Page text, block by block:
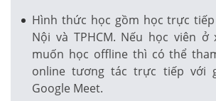
Hình thức học gồm học trực
Nội và TPHCM. Nếu học viên ở
muốn học offline thì có thể
online tương tác trực tiếp với
Google Meet.